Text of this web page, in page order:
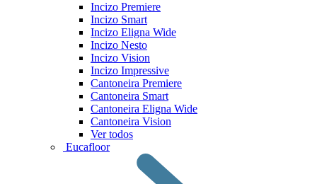
Incizo Premiere
Incizo Smart
Incizo Eligna Wide
Incizo Nesto
Incizo Vision
Incizo Impressive
Cantoneira Premiere
Cantoneira Smart
Cantoneira Eligna Wide
Cantoneira Vision
Ver todos
Eucafloor